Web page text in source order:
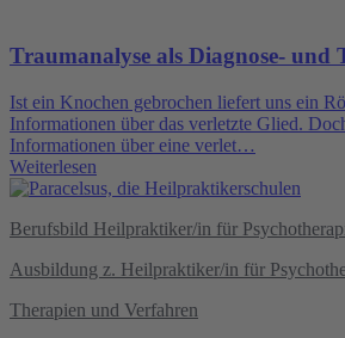
Traumanalyse als Diagnose- und
Ist ein Knochen gebrochen liefert uns ein
Informationen über das verletzte Glied.
Informationen über eine verlet…
Weiterlesen
Berufsbild Heilpraktiker/in für
Ausbildung z. Heilpraktiker/in für
Therapien und Verfahren